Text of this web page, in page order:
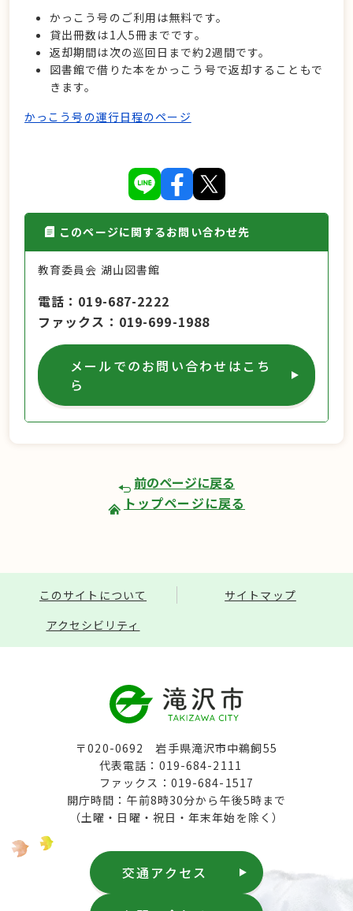
かっこう号のご利用は無料です。
貸出冊数は1人5冊までです。
返却期間は次の巡回日まで約2週間です。
図書館で借りた本をかっこう号で返却することもで
きます。
かっこう号の運行日程のページ
このページに関するお問い合わせ先
教育委員会 湖山図書館
電話
019-687-2222
ファックス
019-699-1988
メールでのお問い合わせはこち
ら
前のページに戻る
トップページに戻る
このサイトについて
サイトマップ
アクセシビリティ
〒020-0692 岩手県滝沢市中鵜飼55
代表電話：019-684-2111
ファックス：019-684-1517
開庁時間：午前8時30分から午後5時まで
（土曜・日曜・祝日・年末年始を除く）
交通アクセス